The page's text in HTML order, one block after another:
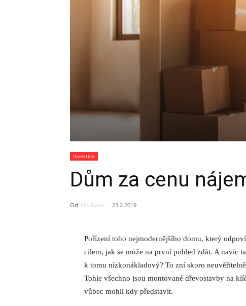
Investice
Dům za cenu
Od Fin Guru - 23.2.2019
Pořízení toho nejmodernějšího domu, který
cílem, jak se může na první pohled zdát. A navíc
k tomu nízkonákladový? To zní skoro
Tohle všechno jsou montované dřevostavby na
vůbec mohli kdy představit.